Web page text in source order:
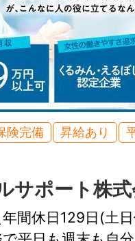
険完備 昇給あり
サポート株
年間休日129日(土